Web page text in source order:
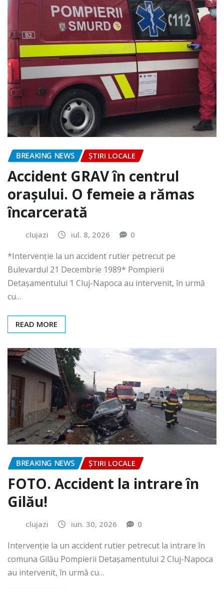
BREAKING NEWS ȘTIRI LOCALE
Accident GRAV în centrul
orașului. O femeie a rămas
încarcerată
clujazi iul. 8, 2026 0
*Intervenție la un accident rutier petrecut pe
Bulevardul 21 Decembrie 1989* Pompierii
Detașamentului 1 Cluj-Napoca au intervenit, în urmă
cu…
READ MORE
BREAKING NEWS ȘTIRI LOCALE
FOTO. Accident la intrare în
Gilău!
clujazi iun. 30, 2026 0
Intervenție la un accident rutier petrecut la intrare în
comuna Gilău Pompierii Detașamentului 2 Cluj-Napoca
au intervenit, în urmă cu…